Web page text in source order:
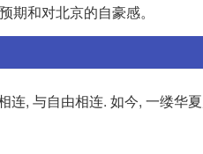
和对北京的自豪感。
连, 与自由相连. 如今, 一缕华